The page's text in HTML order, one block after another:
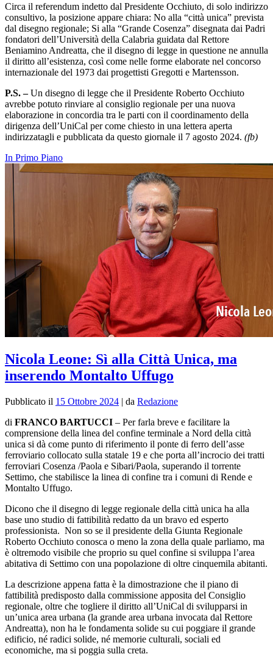
Circa il referendum indetto dal Presidente Occhiuto, di solo indirizzo
consultivo, la posizione appare chiara: No alla “città unica” prevista
dal disegno regionale; Si alla “Grande Cosenza” disegnata dai Padri
fondatori dell’Università della Calabria guidata dal Rettore
Beniamino Andreatta, che il disegno di legge in questione ne annulla
il diritto all’esistenza, così come nelle forme elaborate nel concorso
internazionale del 1973 dai progettisti Gregotti e Martensson.
P.S. –Un disegno di legge che il Presidente Roberto Occhiuto
avrebbe potuto rinviare al consiglio regionale per una nuova
elaborazione in concordia tra le parti con il coordinamento della
dirigenza dell’UniCal per come chiesto in una lettera aperta
indirizzatagli e pubblicata da questo giornale il 7 agosto 2024. (fb)
In Primo Piano
Nicola Leone: Sì alla Città Unica, ma
inserendo Montalto Uffugo
Pubblicato il 15 Ottobre 2024 | da Redazione
di FRANCO BARTUCCI – Per farla breve e facilitare la
comprensione della linea del confine terminale a Nord della città
unica si dà come punto di riferimento il ponte di ferro dell’asse
ferroviario collocato sulla statale 19 e che porta all’incrocio dei tratti
ferroviari Cosenza /Paola e Sibari/Paola, superando il torrente
Settimo, che stabilisce la linea di confine tra i comuni di Rende e
Montalto Uffugo.
Dicono che il disegno di legge regionale della città unica ha alla
base uno studio di fattibilità redatto da un bravo ed esperto
professionista. Non so se il presidente della Giunta Regionale
Roberto Occhiuto conosca o meno la zona della quale parliamo, ma
è oltremodo visibile che proprio su quel confine si sviluppa l’area
abitativa di Settimo con una popolazione di oltre cinquemila abitanti.
La descrizione appena fatta è la dimostrazione che il piano di
fattibilità predisposto dalla commissione apposita del Consiglio
regionale, oltre che togliere il diritto all’UniCal di svilupparsi in
un’unica area urbana (la grande area urbana invocata dal Rettore
Andreatta), non ha le fondamenta solide su cui poggiare il grande
edificio, né radici solide, né memorie culturali, sociali ed
economiche, ma si poggia sulla creta.